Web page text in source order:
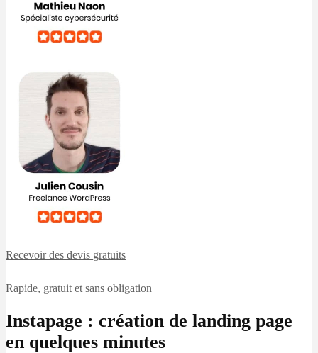
Recevoir des devis gratuits
Rapide, gratuit et sans obligation
Instapage : création de landing page
en quelques minutes